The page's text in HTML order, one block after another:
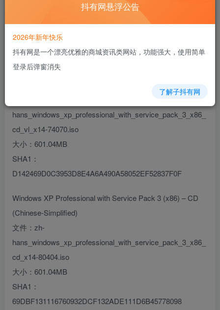
Windows XP Professional with Service Pack 3 (x86) – CD
hans_windows_xp_professional_with_service_pack_3_x86_
cd_vl_x14-74070.iso
大小：601.04MB
SHA1：
D142469D0C3953D8E4A6A490A58052EF52837F0F
Windows XP Professional with Service Pack 3 (x86) – CD
(Chinese-Simplified)
文件：zh-
hans_windows_xp_professional_with_service_pack_3_x86_
cd_x14-80404.iso
大小：601.04MB
SHA1：
69DBF131116760932DCF132ADE111D6B45778098
抖有网悬浮公告
2026年新年快乐
抖有网是一个漂亮优雅的商城资讯类网站，功能强大，使用简单
登录后弹窗消失
了解子抖有网